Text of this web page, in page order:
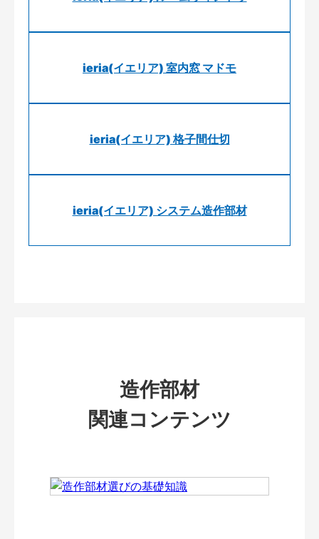
ieria(イエリア) 室内窓 マドモ
ieria(イエリア) 格子間仕切
ieria(イエリア) システム造作部材
造作部材
関連コンテンツ